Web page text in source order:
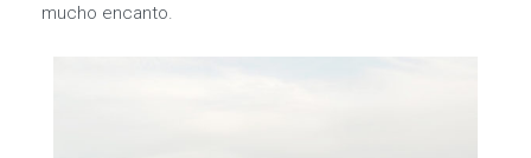
mucho encanto.